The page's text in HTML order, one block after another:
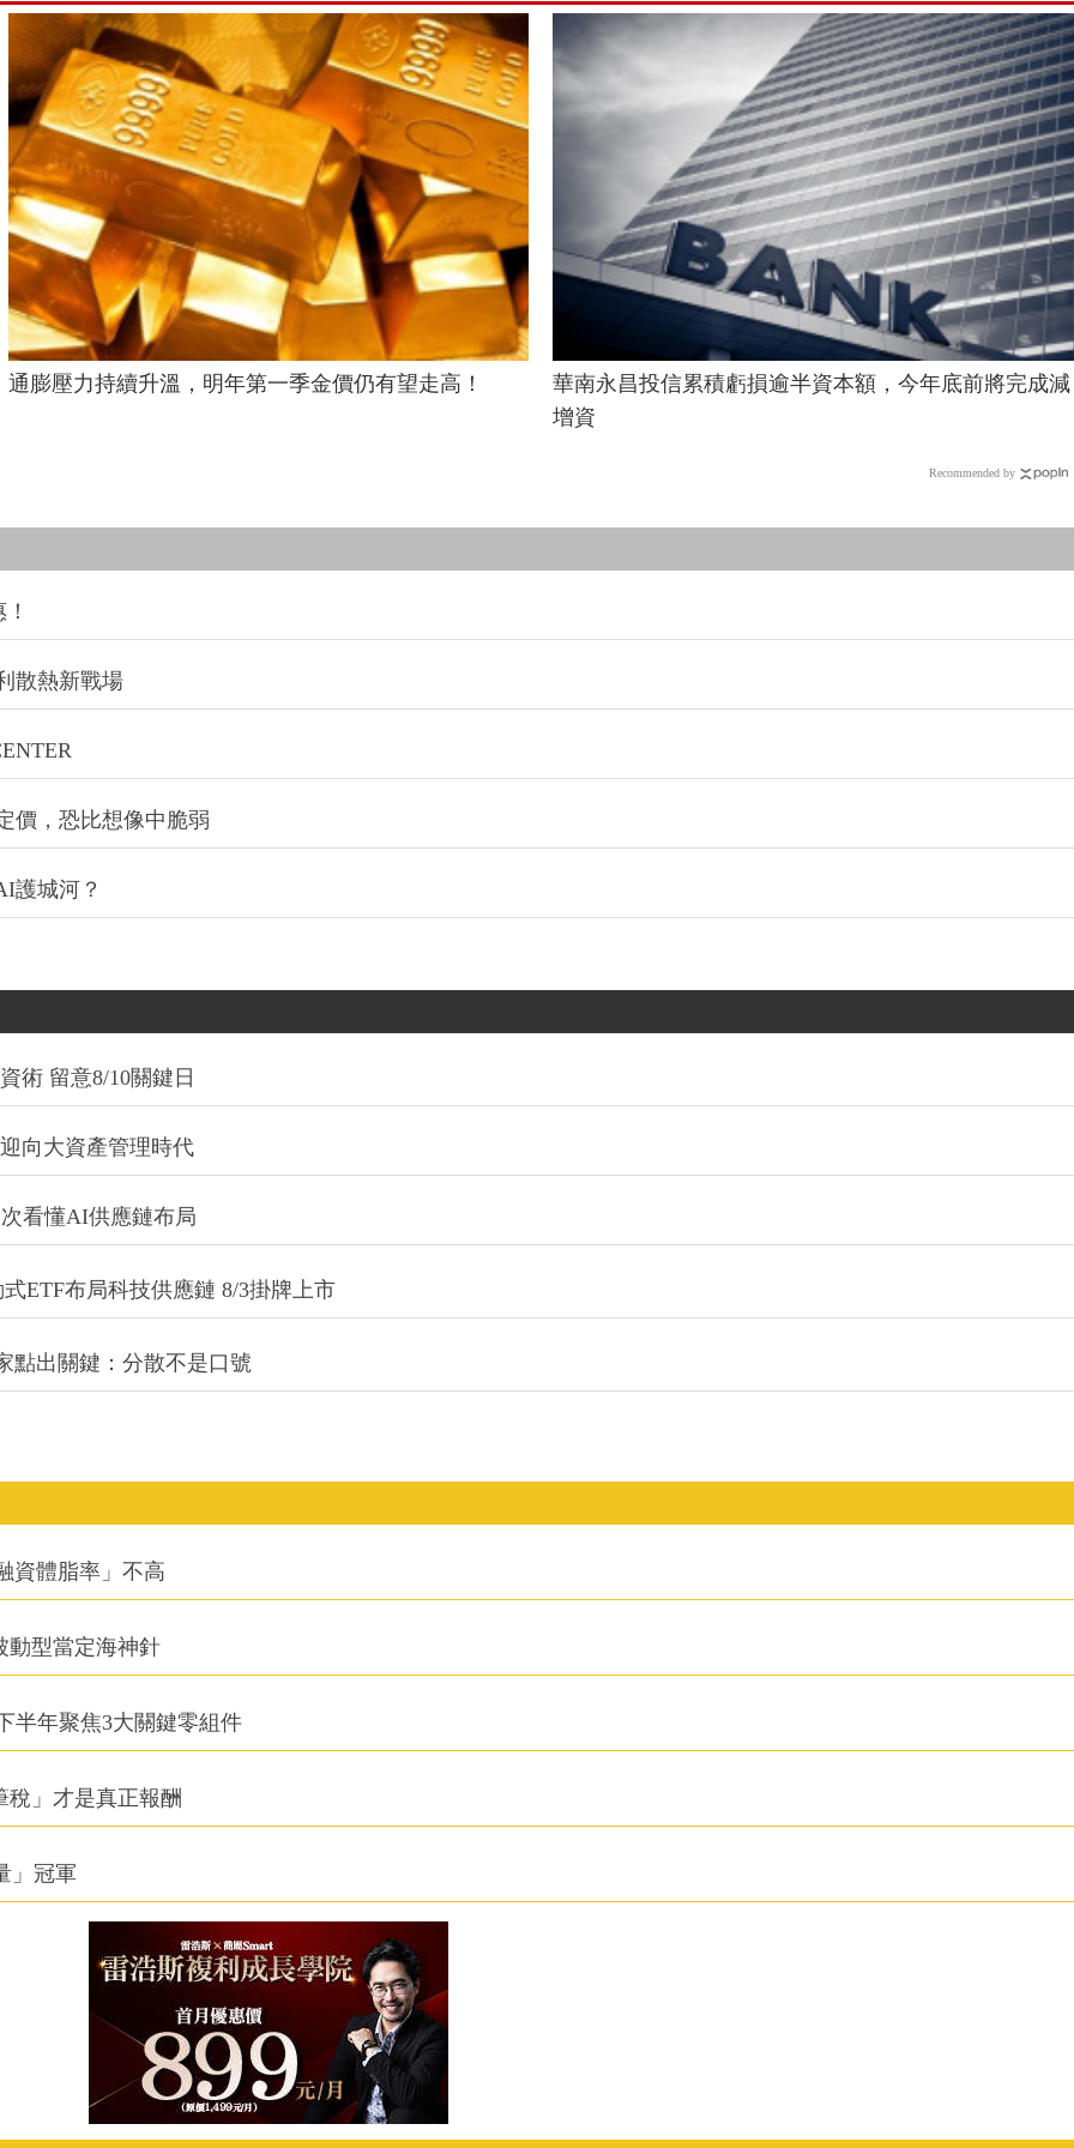
通膨壓力持續升溫，明年第一季金價仍有望走高！
華南永昌投信累積虧損逾半資本額，今年底前將完成減
增資
Recommended by
散熱新戰場
價，恐比想像中脆弱
護城河？
術 留意8/10關鍵日
向大資產管理時代
看懂AI供應鏈布局
ETF布局科技供應鏈 8/3掛牌上市
點出關鍵：分散不是口號
資體脂率」不高
動型當定海神針
半年聚焦3大關鍵零組件
稅」才是真正報酬
」冠軍